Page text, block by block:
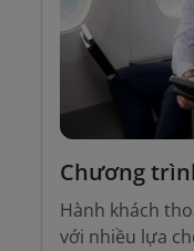
Chương
Hành khách
với nhiều lựa